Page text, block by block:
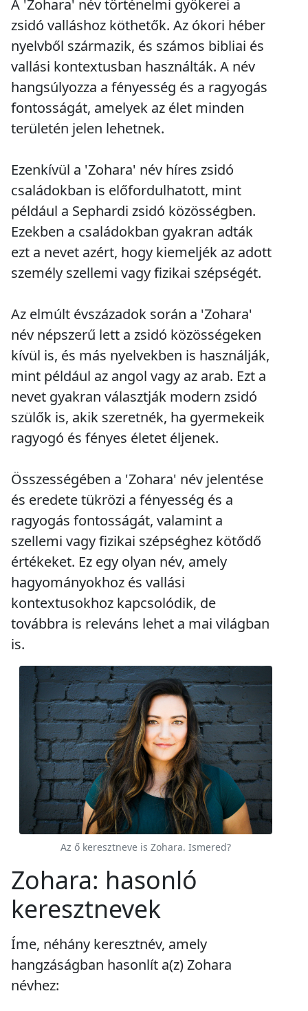
A 'Zohara' név történelmi gyökerei a
zsidó valláshoz köthetők. Az ókori héber
nyelvből származik, és számos bibliai és
vallási kontextusban használták. A név
hangsúlyozza a fényesség és a ragyogás
fontosságát, amelyek az élet minden
területén jelen lehetnek.
Ezenkívül a 'Zohara' név híres zsidó
családokban is előfordulhatott, mint
például a Sephardi zsidó közösségben.
Ezekben a családokban gyakran adták
ezt a nevet azért, hogy kiemeljék az adott
személy szellemi vagy fizikai szépségét.
Az elmúlt évszázadok során a 'Zohara'
név népszerű lett a zsidó közösségeken
kívül is, és más nyelvekben is használják,
mint például az angol vagy az arab. Ezt a
nevet gyakran választják modern zsidó
szülők is, akik szeretnék, ha gyermekeik
ragyogó és fényes életet éljenek.
Összességében a 'Zohara' név jelentése
és eredete tükrözi a fényesség és a
ragyogás fontosságát, valamint a
szellemi vagy fizikai szépséghez kötődő
értékeket. Ez egy olyan név, amely
hagyományokhoz és vallási
kontextusokhoz kapcsolódik, de
továbbra is releváns lehet a mai világban
is.
Az ő keresztneve is Zohara. Ismered?
Zohara: hasonló
keresztnevek
Íme, néhány keresztnév, amely
hangzáságban hasonlít a(z) Zohara
névhez: